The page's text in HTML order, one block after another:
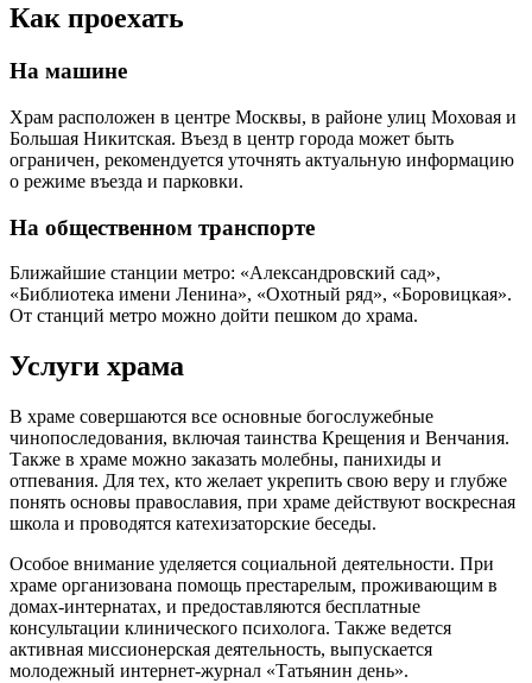
Как проехать
На машине
Храм расположен в центре Москвы, в районе улиц Моховая и
Большая Никитская. Въезд в центр города может быть
ограничен, рекомендуется уточнять актуальную информацию
о режиме въезда и парковки.
На общественном транспорте
Ближайшие станции метро: «Александровский сад»,
«Библиотека имени Ленина», «Охотный ряд», «Боровицкая».
От станций метро можно дойти пешком до храма.
Услуги храма
В храме совершаются все основные богослужебные
чинопоследования, включая таинства Крещения и Венчания.
Также в храме можно заказать молебны, панихиды и
отпевания. Для тех, кто желает укрепить свою веру и глубже
понять основы православия, при храме действуют воскресная
школа и проводятся катехизаторские беседы.
Особое внимание уделяется социальной деятельности. При
храме организована помощь престарелым, проживающим в
домах-интернатах, и предоставляются бесплатные
консультации клинического психолога. Также ведется
активная миссионерская деятельность, выпускается
молодежный интернет-журнал «Татьянин день».